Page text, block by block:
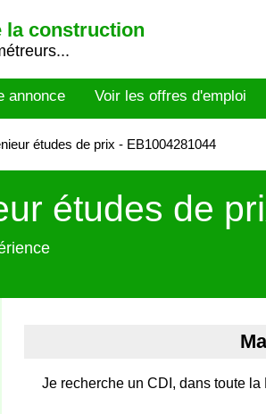
la construction
annonce Voir les offres d'emploi
études de prix - EB1004281044
études de
Je recherche un CDI, dans toute